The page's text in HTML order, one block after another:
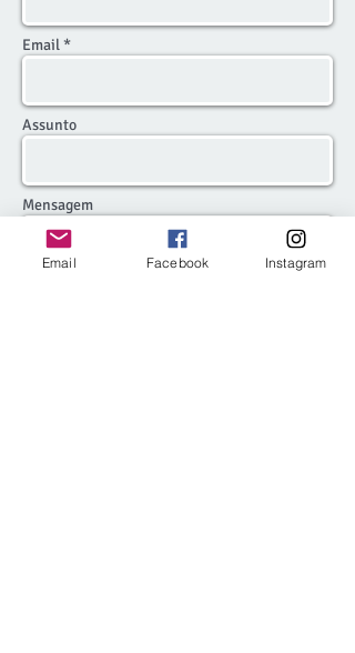
Email *
Assunto
Mensagem
Email Facebook Instagram